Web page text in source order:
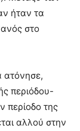
ήταν τα
στο
ατόνησε,
περιόδου-
περίοδο της
αλλού στην